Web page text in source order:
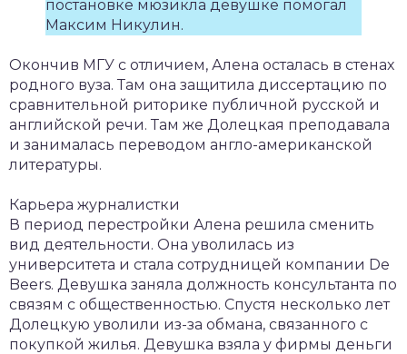
постановке мюзикла девушке помогал
Максим Никулин.
Окончив МГУ с отличием, Алена осталась в стенах
родного вуза. Там она защитила диссертацию по
сравнительной риторике публичной русской и
английской речи. Там же Долецкая преподавала
и занималась переводом англо-американской
литературы.
Карьера журналистки
В период перестройки Алена решила сменить
вид деятельности. Она уволилась из
университета и стала сотрудницей компании De
Beers. Девушка заняла должность консультанта по
связям с общественностью. Спустя несколько лет
Долецкую уволили из-за обмана, связанного с
покупкой жилья. Девушка взяла у фирмы деньги